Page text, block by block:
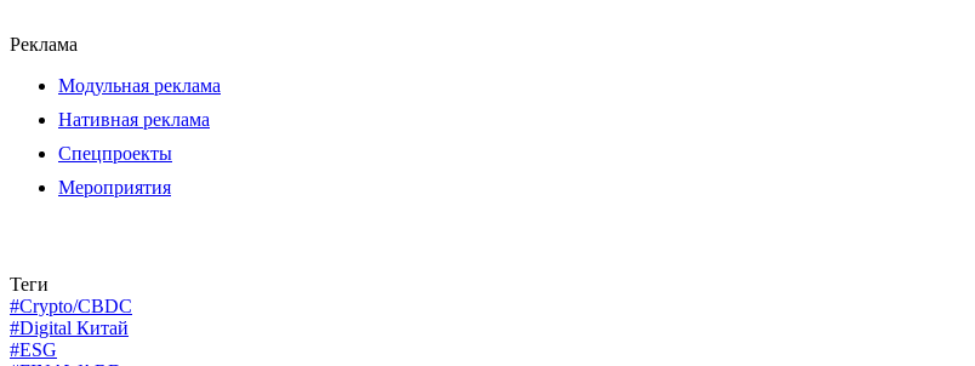
Реклама
Модульная реклама
Нативная реклама
Спецпроекты
Мероприятия
Теги
#Crypto/CBDC
#Digital Китай
#ESG